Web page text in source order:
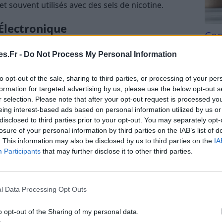
- Do Not Process My Personal Information
opt-out of the sale, sharing to third parties, or processing of your
for targeted advertising by us, please use the below opt-out
selection. Please note that after your opt-out request is processed
interest-based ads based on personal information utilized by us
to third parties prior to your opt-out. You may separately
of your personal information by third parties on the IAB’s list of
This information may also be disclosed by us to third parties on the
Participants that may further disclose it to other third parties.
Data Processing Opt Outs
opt-out of the Sharing of my personal data.
souvent utilisés avec des sels de nicotine.
pas totalement sans risque, elle est considérée
traditionnel. Elle ne contient pas de
substances particulièrement nocives
électronique comme un outil pour réduire ou
la cigarette électronique génère moins de
Tri
du